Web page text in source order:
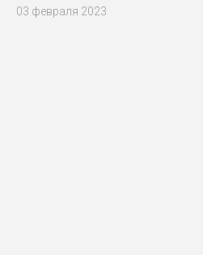
03 февраля 2023